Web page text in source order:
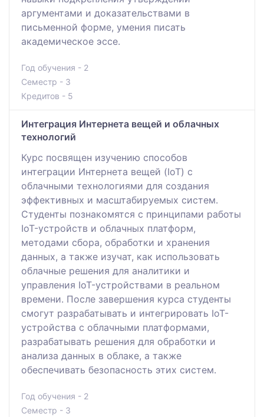
аргументами и доказательствами в
письменной форме, умения писать
академическое эссе.
Год обучения - 2
Семестр - 3
Кредитов - 5
Интеграция Интернета вещей и облачных
технологий
Курс посвящен изучению способов
интеграции Интернета вещей (IoT) с
облачными технологиями для создания
эффективных и масштабируемых систем.
Студенты познакомятся с принципами работы
IoT-устройств и облачных платформ,
методами сбора, обработки и хранения
данных, а также изучат, как использовать
облачные решения для аналитики и
управления IoT-устройствами в реальном
времени. После завершения курса студенты
смогут разрабатывать и интегрировать IoT-
устройства с облачными платформами,
разрабатывать решения для обработки и
анализа данных в облаке, а также
обеспечивать безопасность этих систем.
Год обучения - 2
Семестр - 3